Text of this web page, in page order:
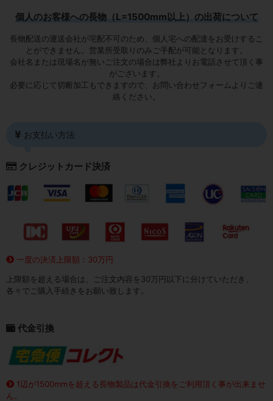
個人のお客様への長物（L=1500mm以上）の出荷について
長物配送の運送会社が宅配不可のため、個人宅への配達をお受けするこ
とができません。営業所受取りのみご手配が可能となります。
会社名または現場名が無いご注文の場合は弊社よりお電話させて頂く事
がございます。
必要に応じて切断加工もできますので、お問い合わせフォームよりご連
絡ください。
お支払い方法
クレジットカード決済
一度の決済上限額：30万円
上限額を超える場合は、ご注文内容を30万円以下に分けていただき、
各々でご購入手続きをお願い致します。
代金引換
1辺が1500mmを超える長物製品は代金引換をご利用頂く事が出来ませ
ん。